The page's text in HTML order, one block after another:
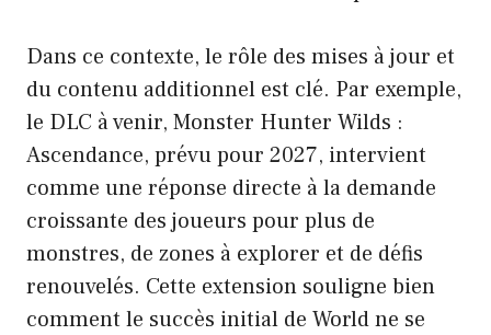
Dans ce contexte, le rôle des mises à jour et
du contenu additionnel est clé. Par exemple,
le DLC à venir, Monster Hunter Wilds :
Ascendance, prévu pour 2027, intervient
comme une réponse directe à la demande
croissante des joueurs pour plus de
monstres, de zones à explorer et de défis
renouvelés. Cette extension souligne bien
comment le succès initial de World ne se